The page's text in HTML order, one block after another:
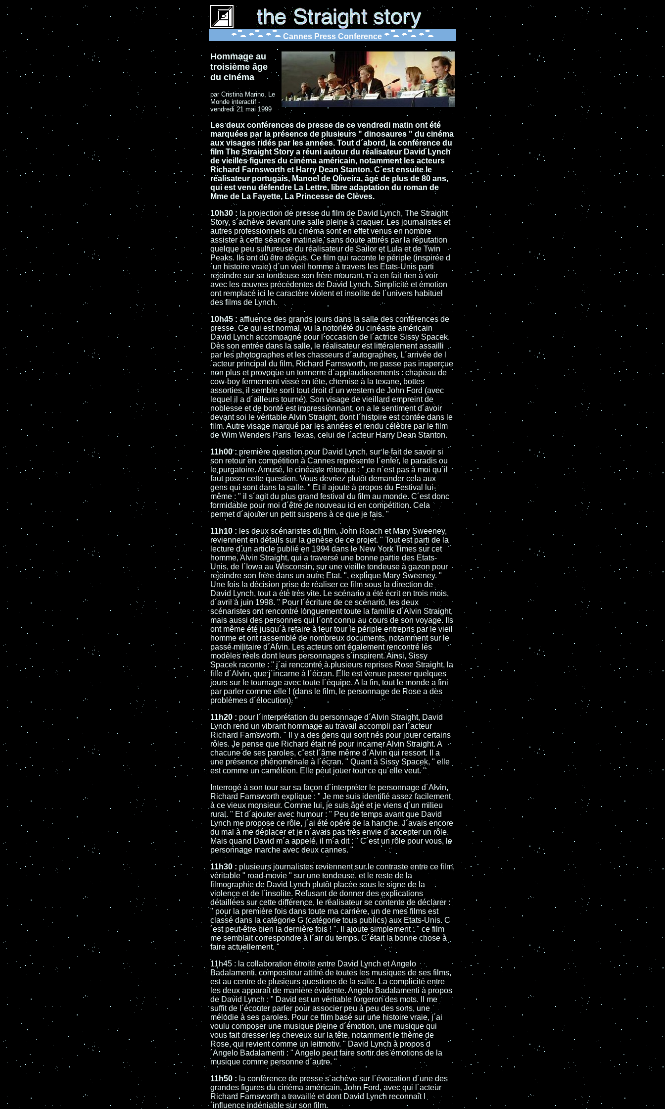
Cannes Press Conference
Hommage au
troisième âge
du cinéma
par Cristina Marino, Le
Monde interactif -
vendredi 21 mai 1999
Les deux conférences de presse de ce vendredi matin ont été
marquées par la présence de plusieurs " dinosaures " du cinéma
aux visages ridés par les années. Tout d´abord, la conférence du
film The Straight Story a réuni autour du réalisateur David Lynch
de vieilles figures du cinéma américain, notamment les acteurs
Richard Farnsworth et Harry Dean Stanton. C´est ensuite le
réalisateur portugais, Manoel de Oliveira, âgé de plus de 80 ans,
qui est venu défendre La Lettre, libre adaptation du roman de
Mme de La Fayette, La Princesse de Clèves.
10h30 : la projection de presse du film de David Lynch, The Straight
Story, s´achève devant une salle pleine à craquer. Les journalistes et
autres professionnels du cinéma sont en effet venus en nombre
assister à cette séance matinale, sans doute attirés par la réputation
quelque peu sulfureuse du réalisateur de Sailor et Lula et de Twin
Peaks. Ils ont dû être déçus. Ce film qui raconte le périple (inspirée d
´un histoire vraie) d´un vieil homme à travers les Etats-Unis parti
rejoindre sur sa tondeuse son frère mourant, n´a en fait rien à voir
avec les œuvres précédentes de David Lynch. Simplicité et émotion
ont remplacé ici le caractère violent et insolite de l´univers habituel
des films de Lynch.
10h45 : affluence des grands jours dans la salle des conférences de
presse. Ce qui est normal, vu la notoriété du cinéaste américain
David Lynch accompagné pour l´occasion de l´actrice Sissy Spacek.
Dès son entrée dans la salle, le réalisateur est littéralement assailli
par les photographes et les chasseurs d´autographes. L´arrivée de l
´acteur principal du film, Richard Farnsworth, ne passe pas inaperçue
non plus et provoque un tonnerre d´applaudissements : chapeau de
cow-boy fermement vissé en tête, chemise à la texane, bottes
assorties, il semble sorti tout droit d´un western de John Ford (avec
lequel il a d´ailleurs tourné). Son visage de vieillard empreint de
noblesse et de bonté est impressionnant, on a le sentiment d´avoir
devant soi le véritable Alvin Straight, dont l´histoire est contée dans le
film. Autre visage marqué par les années et rendu célèbre par le film
de Wim Wenders Paris Texas, celui de l´acteur Harry Dean Stanton.
11h00 : première question pour David Lynch, sur le fait de savoir si
son retour en compétition à Cannes représente l´enfer, le paradis ou
le purgatoire. Amusé, le cinéaste rétorque : " ce n´est pas à moi qu´il
faut poser cette question. Vous devriez plutôt demander cela aux
gens qui sont dans la salle. " Et il ajoute à propos du Festival lui-
même : " il s´agit du plus grand festival du film au monde. C´est donc
formidable pour moi d´être de nouveau ici en compétition. Cela
permet d´ajouter un petit suspens à ce que je fais. "
11h10 : les deux scénaristes du film, John Roach et Mary Sweeney,
reviennent en détails sur la genèse de ce projet. " Tout est parti de la
lecture d´un article publié en 1994 dans le New York Times sur cet
homme, Alvin Straight, qui a traversé une bonne partie des Etats-
Unis, de l´Iowa au Wisconsin, sur une vieille tondeuse à gazon pour
rejoindre son frère dans un autre Etat. ", explique Mary Sweeney. "
Une fois la décision prise de réaliser ce film sous la direction de
David Lynch, tout a été très vite. Le scénario a été écrit en trois mois,
d´avril à juin 1998. " Pour l´écriture de ce scénario, les deux
scénaristes ont rencontré longuement toute la famille d´Alvin Straight,
mais aussi des personnes qui l´ont connu au cours de son voyage. Ils
ont même été jusqu´à refaire à leur tour le périple entrepris par le vieil
homme et ont rassemblé de nombreux documents, notamment sur le
passé militaire d´Alvin. Les acteurs ont également rencontré les
modèles réels dont leurs personnages s´inspirent. Ainsi, Sissy
Spacek raconte : " j´ai rencontré à plusieurs reprises Rose Straight, la
fille d´Alvin, que j´incarne à l´écran. Elle est venue passer quelques
jours sur le tournage avec toute l´équipe. A la fin, tout le monde a fini
par parler comme elle ! (dans le film, le personnage de Rose a des
problèmes d´élocution). "
11h20 : pour l´interprétation du personnage d´Alvin Straight, David
Lynch rend un vibrant hommage au travail accompli par l´acteur
Richard Farnsworth. " Il y a des gens qui sont nés pour jouer certains
rôles. Je pense que Richard était né pour incarner Alvin Straight. A
chacune de ses paroles, c´est l´âme même d´Alvin qui ressort. Il a
une présence phénoménale à l´écran. " Quant à Sissy Spacek, " elle
est comme un caméléon. Elle peut jouer tout ce qu´elle veut. "
Interrogé à son tour sur sa façon d´interpréter le personnage d´Alvin,
Richard Farnsworth explique : " Je me suis identifié assez facilement
à ce vieux monsieur. Comme lui, je suis âgé et je viens d´un milieu
rural. " Et d´ajouter avec humour : " Peu de temps avant que David
Lynch me propose ce rôle, j´ai été opéré de la hanche. J´avais encore
du mal à me déplacer et je n´avais pas très envie d´accepter un rôle.
Mais quand David m´a appelé, il m´a dit : " C´est un rôle pour vous, le
personnage marche avec deux cannes. "
11h30 : plusieurs journalistes reviennent sur le contraste entre ce film,
véritable " road-movie " sur une tondeuse, et le reste de la
filmographie de David Lynch plutôt placée sous le signe de la
violence et de l´insolite. Refusant de donner des explications
détaillées sur cette différence, le réalisateur se contente de déclarer :
" pour la première fois dans toute ma carrière, un de mes films est
classé dans la catégorie G (catégorie tous publics) aux Etats-Unis. C
´est peut-être bien la dernière fois ! ". Il ajoute simplement : " ce film
me semblait correspondre à l´air du temps. C´était la bonne chose à
faire actuellement. "
11h45 : la collaboration étroite entre David Lynch et Angelo
Badalamenti, compositeur attitré de toutes les musiques de ses films,
est au centre de plusieurs questions de la salle. La complicité entre
les deux apparaît de manière évidente. Angelo Badalamenti à propos
de David Lynch : " David est un véritable forgeron des mots. Il me
suffit de l´écouter parler pour associer peu à peu des sons, une
mélodie à ses paroles. Pour ce film basé sur une histoire vraie, j´ai
voulu composer une musique pleine d´émotion, une musique qui
vous fait dresser les cheveux sur la tête, notamment le thème de
Rose, qui revient comme un leitmotiv. " David Lynch à propos d
´Angelo Badalamenti : " Angelo peut faire sortir des émotions de la
musique comme personne d´autre. "
11h50 : la conférence de presse s´achève sur l´évocation d´une des
grandes figures du cinéma américain, John Ford, avec qui l´acteur
Richard Farnsworth a travaillé et dont David Lynch reconnaît l
´influence indéniable sur son film.